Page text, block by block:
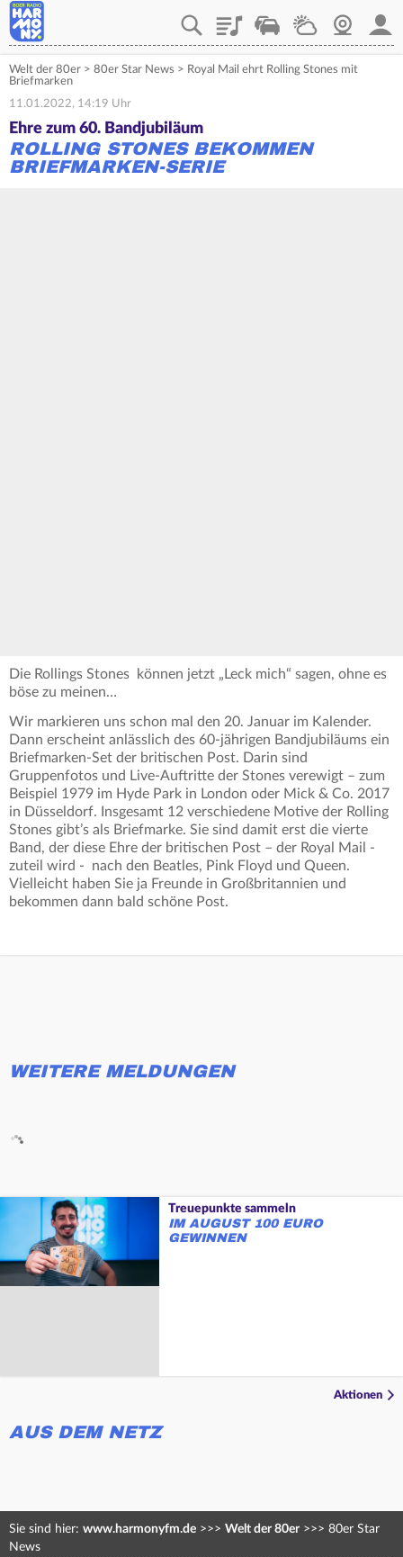
PlaylistVerkehrWetterWebcam
Welt der 80er > 80er Star News > Royal Mail ehrt Rolling Stones mit
Briefmarken
11.01.2022, 14:19 Uhr
Ehre zum 60. Bandjubiläum
ROLLING STONES BEKOMMEN
BRIEFMARKEN-SERIE
Die Rollings Stones können jetzt „Leck mich“ sagen, ohne es
böse zu meinen…
Wir markieren uns schon mal den 20. Januar im Kalender.
Dann erscheint anlässlich des 60-jährigen Bandjubiläums ein
Briefmarken-Set der britischen Post. Darin sind
Gruppenfotos und Live-Auftritte der Stones verewigt – zum
Beispiel 1979 im Hyde Park in London oder Mick & Co. 2017
in Düsseldorf. Insgesamt 12 verschiedene Motive der Rolling
Stones gibt’s als Briefmarke. Sie sind damit erst die vierte
Band, der diese Ehre der britischen Post – der Royal Mail -
zuteil wird - nach den Beatles, Pink Floyd und Queen.
Vielleicht haben Sie ja Freunde in Großbritannien und
bekommen dann bald schöne Post.
WEITERE MELDUNGEN
Treuepunkte sammeln
IM AUGUST 100 EURO
GEWINNEN
Aktionen
AUS DEM NETZ
Sie sind hier: www.harmonyfm.de >>> Welt der 80er >>> 80er Star
News